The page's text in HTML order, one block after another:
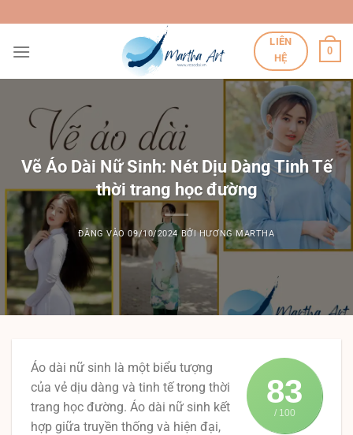
qua
nội
LIÊN
HỆ
0
Vẽ Áo Dài Nữ Sinh: Nét Dịu Dàng Tinh Tế
thời trang học đường
ĐĂNG VÀO09/10/2024 BỞIHƯƠNG MARTHA
83
/ 100
Áo dài nữ sinh là một biểu tượng
của vẻ dịu dàng và tinh tế trong thời
trang học đường. Áo dài nữ sinh kết
hợp giữa truyền thống và hiện đại,